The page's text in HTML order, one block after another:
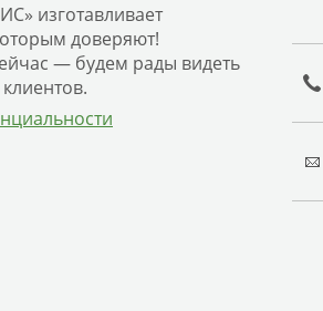
изготавливает
доверяют!
— будем рады видеть